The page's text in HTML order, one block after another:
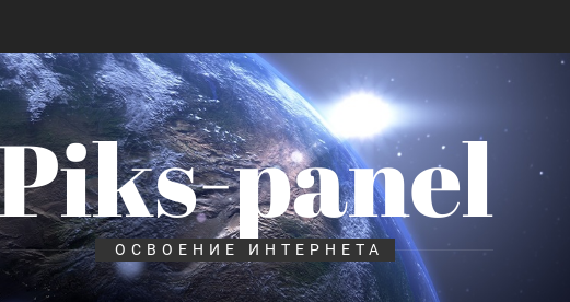
panel
ОСВОЕНИЕ ИНТЕРНЕТА
принципы работы, риски и способы хранения криптовалют
для ногтевого сервиса, наращивания ресниц и депиляции
оптимизации для коммерческих веб-ресурсов